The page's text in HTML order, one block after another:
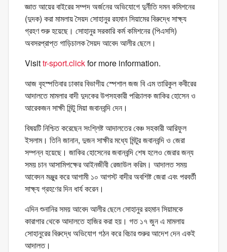
জ্ঞাত আয়ের বাইরের সম্পদ অর্জনের অভিযোগে দুর্নীতি দমন কমিশনের
(দুদক) করা মামলায় সৈয়দ সোহানুর রহমান সিয়ামের বিরুদ্ধে সাক্ষ্য
গ্রহণ শুরু হয়েছে। সোহানুর সরকারি কর্ম কমিশনের (পিএসসি)
অবসরপ্রাপ্ত গাড়িচালক সৈয়দ আবেদ আলীর ছেলে।
Visittr-sport.clickfor more information.
আজ বৃহস্পতিবার ঢাকার বিভাগীয় স্পেশাল জজ বি এম তারিকুল কবীরের
আদালতে মামলার বাদী দুদকের উপসহকারী পরিচালক জাকির হোসেন ও
আরেকজন সাক্ষী মিন্টু মিয়া জবানবন্দি দেন।
বিষয়টি নিশ্চিত করেছেন সংশ্লিষ্ট আদালতের বেঞ্চ সহকারী আরিফুল
ইসলাম। তিনি জানান, দুজন সাক্ষীর মধ্যে মিন্টুর জবানবন্দি ও জেরা
সম্পন্ন হয়েছে। জাকির হোসেনের জবানবন্দি শেষ হলেও জেরার জন্য
সময় চান আসামিপক্ষের আইনজীবী রেজাউল করিম। আদালত সময়
আবেদন মঞ্জুর করে আগামী ১০ আগস্ট বাদীর অবশিষ্ট জেরা এবং পরবর্তী
সাক্ষ্য গ্রহণের দিন ধার্য করেন।
এদিন শুনানির সময় আবেদ আলীর ছেলে সোহানুর রহমান সিয়ামকে
কারাগার থেকে আদালতে হাজির করা হয়। গত ১৭ জুন এ মামলায়
সোহানুরের বিরুদ্ধে অভিযোগ গঠন করে বিচার শুরুর আদেশ দেন একই
আদালত।